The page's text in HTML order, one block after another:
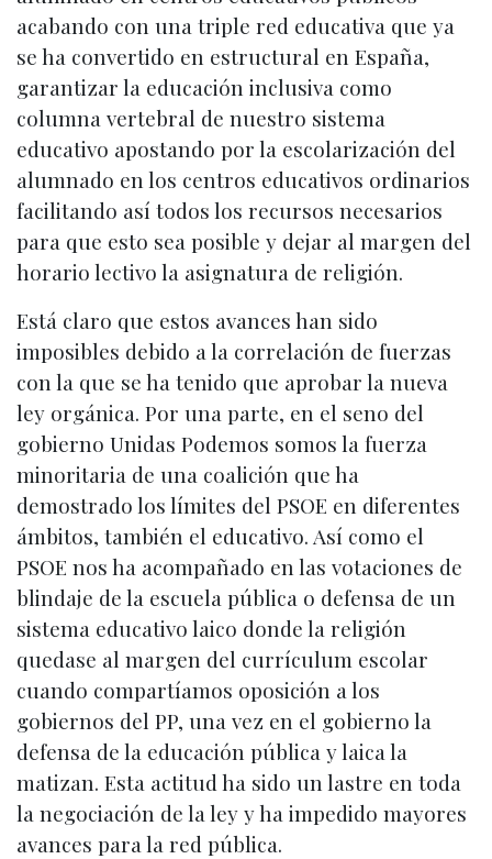
acabando con una triple red educativa que ya
se ha convertido en estructural en España,
garantizar la educación inclusiva como
columna vertebral de nuestro sistema
educativo apostando por la escolarización del
alumnado en los centros educativos ordinarios
facilitando así todos los recursos necesarios
para que esto sea posible y dejar al margen del
horario lectivo la asignatura de religión.
Está claro que estos avances han sido
imposibles debido a la correlación de fuerzas
con la que se ha tenido que aprobar la nueva
ley orgánica. Por una parte, en el seno del
gobierno Unidas Podemos somos la fuerza
minoritaria de una coalición que ha
demostrado los límites del PSOE en diferentes
ámbitos, también el educativo. Así como el
PSOE nos ha acompañado en las votaciones de
blindaje de la escuela pública o defensa de un
sistema educativo laico donde la religión
quedase al margen del currículum escolar
cuando compartíamos oposición a los
gobiernos del PP, una vez en el gobierno la
defensa de la educación pública y laica la
matizan. Esta actitud ha sido un lastre en toda
la negociación de la ley y ha impedido mayores
avances para la red pública.